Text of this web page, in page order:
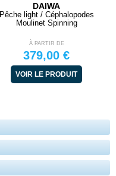
DAIWA
Pêche light / Céphalopodes
Moulinet Spinning
À PARTIR DE
379,00 €
VOIR LE PRODUIT